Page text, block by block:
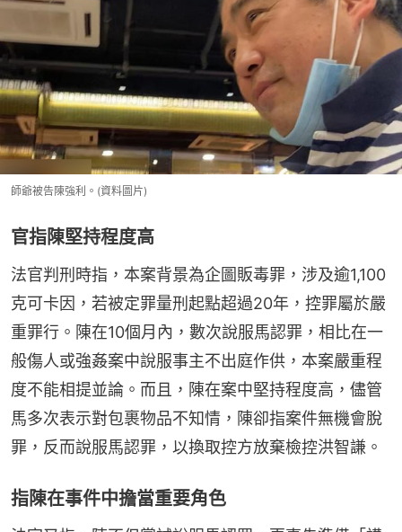
師爺被告陳強利。(資料圖片)
官指陳堅持程度高
法官判刑時指，本案背景為企圖販毒罪，涉及逾1,100
克可卡因，若被定罪量刑起點超過20年，控罪屬於嚴
重罪行。陳在10個月內，數次說服馬認罪，相比在一
般傷人或強姦案中說服事主不出庭作供，本案嚴重程
度不能相提並論。而且，陳在案中堅持程度高，儘管
馬多次表示對包裹物品不知情，陳卻指案件無機會脫
罪，反而說服馬認罪，以換取控方放棄檢控洪智謙。
指陳在事件中擔當重要角色